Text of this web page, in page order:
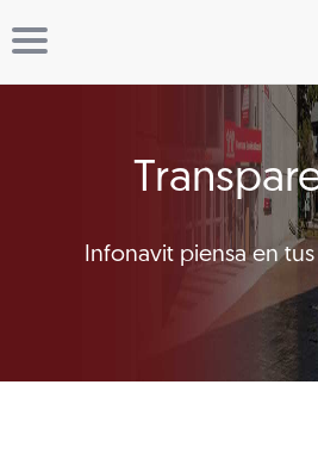
Infonavit piensa en